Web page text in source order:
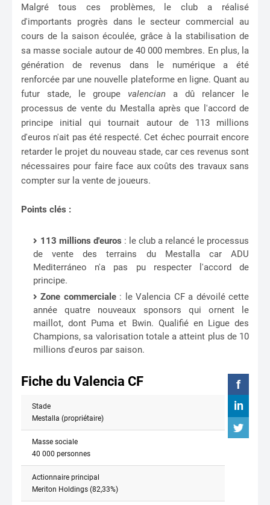
Malgré tous ces problèmes, le club a réalisé
d'importants progrès dans le secteur commercial au
cours de la saison écoulée, grâce à la stabilisation de
sa masse sociale autour de 40 000 membres. En plus, la
génération de revenus dans le numérique a été
renforcée par une nouvelle plateforme en ligne. Quant au
futur stade, le groupe valencian a dû relancer le
processus de vente du Mestalla après que l'accord de
principe initial qui tournait autour de 113 millions
d'euros n'ait pas été respecté. Cet échec pourrait encore
retarder le projet du nouveau stade, car ces revenus sont
nécessaires pour faire face aux coûts des travaux sans
compter sur la vente de joueurs.
Points clés :
113 millions d'euros : le club a relancé le processus
de vente des terrains du Mestalla car ADU
Mediterráneo n'a pas pu respecter l'accord de
principe.
Zone commerciale: le Valencia CF a dévoilé cette
année quatre nouveaux sponsors qui ornent le
maillot, dont Puma et Bwin. Qualifié en Ligue des
Champions, sa valorisation totale a atteint plus de 10
millions d'euros par saison.